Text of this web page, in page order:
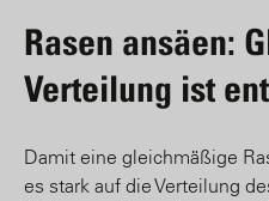
Rasen ansäen:
Verteilung ist
Damit eine gleichmäßige
es stark auf die Verteilung